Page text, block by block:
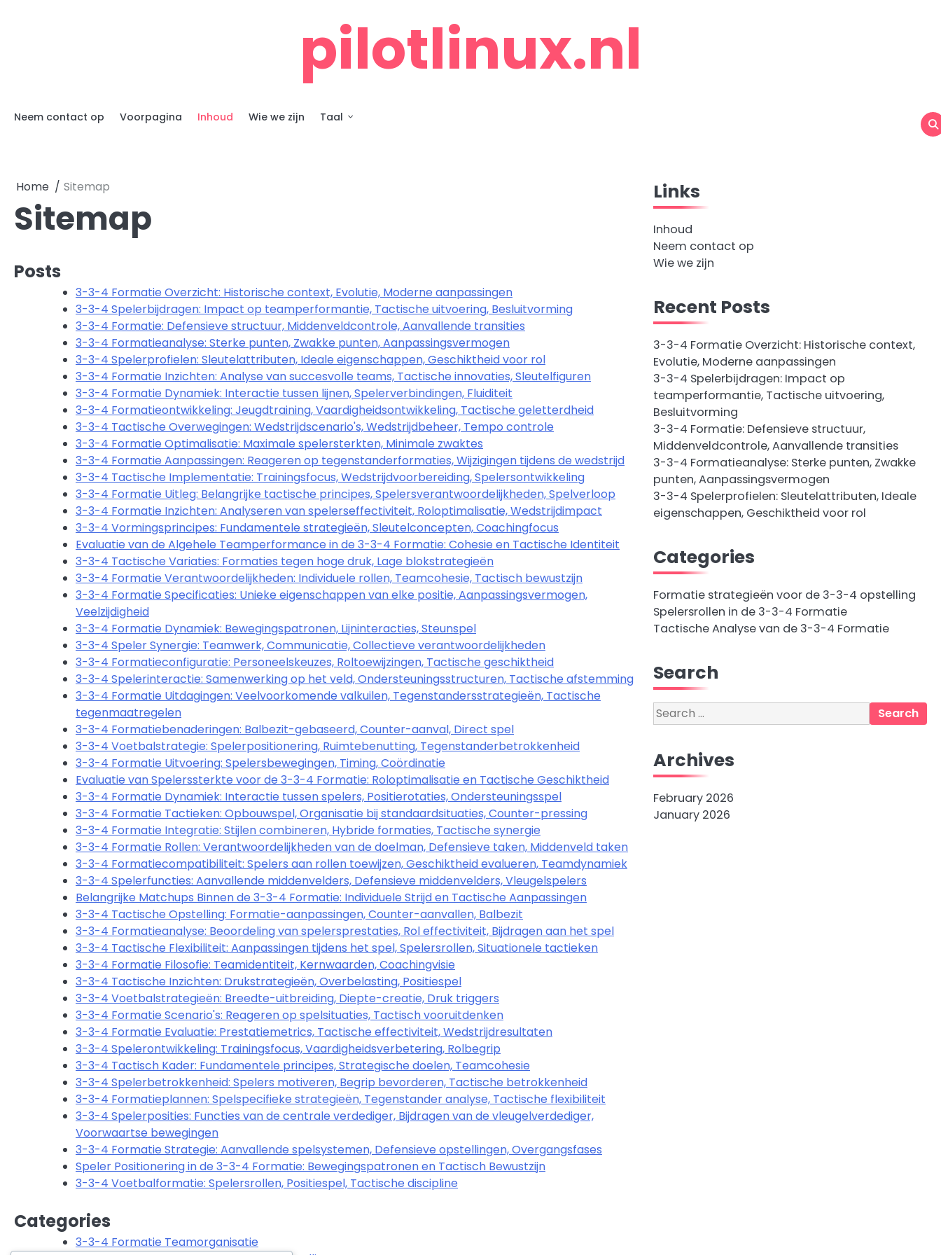
pilotlinux.nl
Neem contact op Voorpagina Inhoud Wie we zijn Taal
Home Sitemap
Sitemap
Posts
3-3-4 Formatie Overzicht: Historische context, Evolutie, Moderne aanpassingen
3-3-4 Spelerbijdragen: Impact op teamperformantie, Tactische uitvoering, Besluitvorming
3-3-4 Formatie: Defensieve structuur, Middenveldcontrole, Aanvallende transities
3-3-4 Formatieanalyse: Sterke punten, Zwakke punten, Aanpassingsvermogen
3-3-4 Spelerprofielen: Sleutelattributen, Ideale eigenschappen, Geschiktheid voor rol
3-3-4 Formatie Inzichten: Analyse van succesvolle teams, Tactische innovaties, Sleutelfiguren
3-3-4 Formatie Dynamiek: Interactie tussen lijnen, Spelerverbindingen, Fluiditeit
3-3-4 Formatieontwikkeling: Jeugdtraining, Vaardigheidsontwikkeling, Tactische geletterdheid
3-3-4 Tactische Overwegingen: Wedstrijdscenario's, Wedstrijdbeheer, Tempo controle
3-3-4 Formatie Optimalisatie: Maximale spelersterkten, Minimale zwaktes
3-3-4 Formatie Aanpassingen: Reageren op tegenstanderformaties, Wijzigingen tijdens de wedstrijd
3-3-4 Tactische Implementatie: Trainingsfocus, Wedstrijdvoorbereiding, Spelersontwikkeling
3-3-4 Formatie Uitleg: Belangrijke tactische principes, Spelersverantwoordelijkheden, Spelverloop
3-3-4 Formatie Inzichten: Analyseren van spelerseffectiviteit, Roloptimalisatie, Wedstrijdimpact
3-3-4 Vormingsprincipes: Fundamentele strategieën, Sleutelconcepten, Coachingfocus
Evaluatie van de Algehele Teamperformance in de 3-3-4 Formatie: Cohesie en Tactische Identiteit
3-3-4 Tactische Variaties: Formaties tegen hoge druk, Lage blokstrategieën
3-3-4 Formatie Verantwoordelijkheden: Individuele rollen, Teamcohesie, Tactisch bewustzijn
3-3-4 Formatie Specificaties: Unieke eigenschappen van elke positie, Aanpassingsvermogen,
Veelzijdigheid
3-3-4 Formatie Dynamiek: Bewegingspatronen, Lijninteracties, Steunspel
3-3-4 Speler Synergie: Teamwerk, Communicatie, Collectieve verantwoordelijkheden
3-3-4 Formatieconfiguratie: Personeelskeuzes, Roltoewijzingen, Tactische geschiktheid
3-3-4 Spelerinteractie: Samenwerking op het veld, Ondersteuningsstructuren, Tactische afstemming
3-3-4 Formatie Uitdagingen: Veelvoorkomende valkuilen, Tegenstandersstrategieën, Tactische
tegenmaatregelen
3-3-4 Formatiebenaderingen: Balbezit-gebaseerd, Counter-aanval, Direct spel
3-3-4 Voetbalstrategie: Spelerpositionering, Ruimtebenutting, Tegenstanderbetrokkenheid
3-3-4 Formatie Uitvoering: Spelersbewegingen, Timing, Coördinatie
Evaluatie van Spelerssterkte voor de 3-3-4 Formatie: Roloptimalisatie en Tactische Geschiktheid
3-3-4 Formatie Dynamiek: Interactie tussen spelers, Positierotaties, Ondersteuningsspel
3-3-4 Formatie Tactieken: Opbouwspel, Organisatie bij standaardsituaties, Counter-pressing
3-3-4 Formatie Integratie: Stijlen combineren, Hybride formaties, Tactische synergie
3-3-4 Formatie Rollen: Verantwoordelijkheden van de doelman, Defensieve taken, Middenveld taken
3-3-4 Formatiecompatibiliteit: Spelers aan rollen toewijzen, Geschiktheid evalueren, Teamdynamiek
3-3-4 Spelerfuncties: Aanvallende middenvelders, Defensieve middenvelders, Vleugelspelers
Belangrijke Matchups Binnen de 3-3-4 Formatie: Individuele Strijd en Tactische Aanpassingen
3-3-4 Tactische Opstelling: Formatie-aanpassingen, Counter-aanvallen, Balbezit
3-3-4 Formatieanalyse: Beoordeling van spelersprestaties, Rol effectiviteit, Bijdragen aan het spel
3-3-4 Tactische Flexibiliteit: Aanpassingen tijdens het spel, Spelersrollen, Situationele tactieken
3-3-4 Formatie Filosofie: Teamidentiteit, Kernwaarden, Coachingvisie
3-3-4 Tactische Inzichten: Drukstrategieën, Overbelasting, Positiespel
3-3-4 Voetbalstrategieën: Breedte-uitbreiding, Diepte-creatie, Druk triggers
3-3-4 Formatie Scenario's: Reageren op spelsituaties, Tactisch vooruitdenken
3-3-4 Formatie Evaluatie: Prestatiemetrics, Tactische effectiviteit, Wedstrijdresultaten
3-3-4 Spelerontwikkeling: Trainingsfocus, Vaardigheidsverbetering, Rolbegrip
3-3-4 Tactisch Kader: Fundamentele principes, Strategische doelen, Teamcohesie
3-3-4 Spelerbetrokkenheid: Spelers motiveren, Begrip bevorderen, Tactische betrokkenheid
3-3-4 Formatieplannen: Spelspecifieke strategieën, Tegenstander analyse, Tactische flexibiliteit
3-3-4 Spelerposities: Functies van de centrale verdediger, Bijdragen van de vleugelverdediger,
Voorwaartse bewegingen
3-3-4 Formatie Strategie: Aanvallende spelsystemen, Defensieve opstellingen, Overgangsfases
Speler Positionering in de 3-3-4 Formatie: Bewegingspatronen en Tactisch Bewustzijn
3-3-4 Voetbalformatie: Spelersrollen, Positiespel, Tactische discipline
Categories
3-3-4 Formatie Teamorganisatie
Links
Inhoud
Neem contact op
Wie we zijn
Recent Posts
3-3-4 Formatie Overzicht: Historische context,
Evolutie, Moderne aanpassingen
3-3-4 Spelerbijdragen: Impact op
teamperformantie, Tactische uitvoering,
Besluitvorming
3-3-4 Formatie: Defensieve structuur,
Middenveldcontrole, Aanvallende transities
3-3-4 Formatieanalyse: Sterke punten, Zwakke
punten, Aanpassingsvermogen
3-3-4 Spelerprofielen: Sleutelattributen, Ideale
eigenschappen, Geschiktheid voor rol
Categories
Formatie strategieën voor de 3-3-4 opstelling
Spelersrollen in de 3-3-4 Formatie
Tactische Analyse van de 3-3-4 Formatie
Search
Search
for:
Archives
February 2026
January 2026